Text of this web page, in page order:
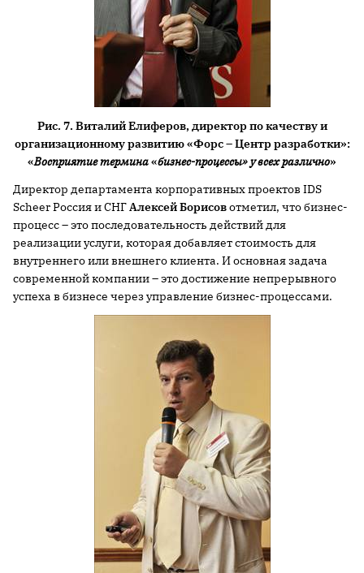
Рис. 7. Виталий Елиферов, директор по качеству и
организационному развитию «Форс – Центр разработки»:
«Восприятие термина«бизнес-процессы» у всех различно»
Директор департамента корпоративных проектов IDS
Scheer Россия и СНГАлексей Борисовотметил, что бизнес-
процесс – это последовательность действий для
реализации услуги, которая добавляет стоимость для
внутреннего или внешнего клиента. И основная задача
современной компании – это достижение непрерывного
успеха в бизнесе через управление бизнес-процессами.